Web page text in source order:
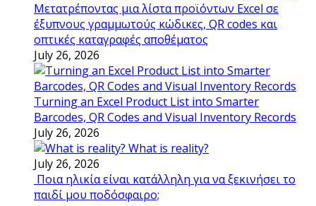
Μετατρέποντας μια λίστα προϊόντων Excel σε
έξυπνους γραμμωτούς κώδικες, QR codes και
οπτικές καταγραφές αποθέματος
July 26, 2026
Turning an Excel Product List into Smarter
Barcodes, QR Codes and Visual Inventory Records
July 26, 2026
What is reality?
July 26, 2026
Ποια ηλικία είναι κατάλληλη για να ξεκινήσει το
παιδί μου ποδόσφαιρο;